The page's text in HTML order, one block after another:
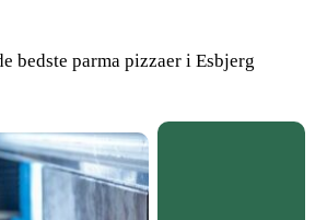
bedste parma pizzaer i Esbjerg